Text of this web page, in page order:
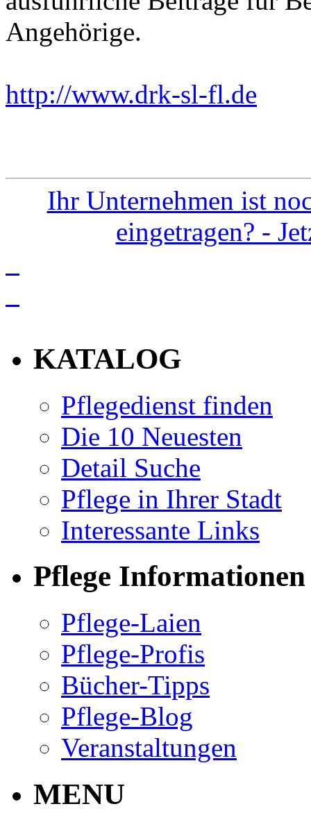
Angehörige.
http://www.drk-sl-fl.de
Ihr Unternehmen ist
eingetragen? -
KATALOG
Pflegedienst finden
Die 10 Neuesten
Detail Suche
Pflege in Ihrer Stadt
Interessante Links
Pflege Informationen
Pflege-Laien
Pflege-Profis
Bücher-Tipps
Pflege-Blog
Veranstaltungen
MENU